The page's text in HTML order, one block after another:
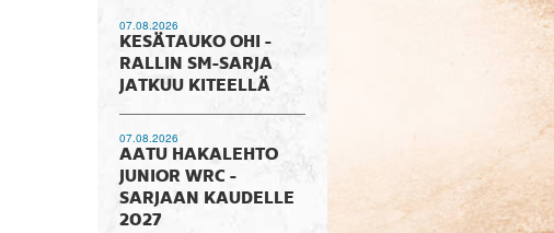
07.08.2026
KESÄTAUKO OHI -
RALLIN SM-SARJA
JATKUU KITEELLÄ
07.08.2026
AATU HAKALEHTO
JUNIOR WRC -
SARJAAN KAUDELLE
2027